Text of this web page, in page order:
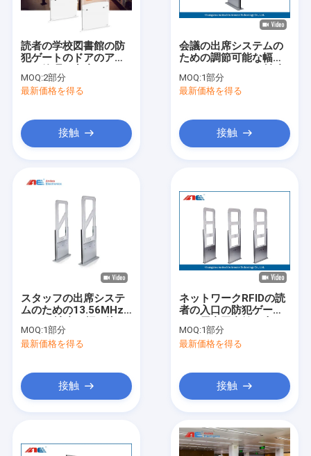
プロダクト
読者の学校図書館の防
犯ゲートのドアのアク
ムを追跡する門脈RFID
MOQ:2部分
最新価格を得る
接触
会議の出席システムの
ための調節可能な幅の
RFIDチャネルのゲート
MOQ:1部分
最新価格を得る
接触
スタッフの出席システ
ムのための13.56MHz
れる高周波RFIDのゲー
トのアンテナ
MOQ:1部分
最新価格を得る
接触
ネットワークRFIDの読
者の入口の防犯ゲー
防犯ゲート
MOQ:1部分
最新価格を得る
接触